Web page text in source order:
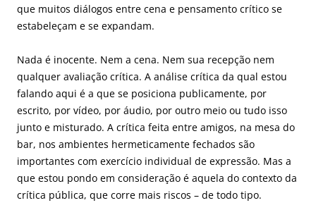
que muitos diálogos entre cena e pensamento crítico se
estabeleçam e se expandam.
Nada é inocente. Nem a cena. Nem sua recepção nem
qualquer avaliação crítica. A análise crítica da qual estou
falando aqui é a que se posiciona publicamente, por
escrito, por vídeo, por áudio, por outro meio ou tudo isso
junto e misturado. A crítica feita entre amigos, na mesa do
bar, nos ambientes hermeticamente fechados são
importantes com exercício individual de expressão. Mas a
que estou pondo em consideração é aquela do contexto da
crítica pública, que corre mais riscos – de todo tipo.